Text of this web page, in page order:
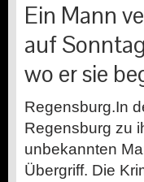
Ein Mann
auf
wo er sie
Regensburg.In
Regensburg zu
unbekannten
Übergriff. Die